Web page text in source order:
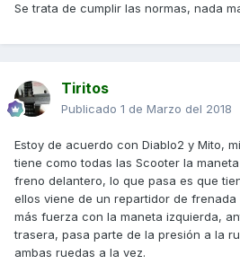
Se trata de cumplir las normas, nada
Tiritos
Publicado 1 de Marzo del 2018
Estoy de acuerdo con Diablo2 y Mito,
tiene como todas las Scooter la
freno delantero, lo que pasa es que
ellos viene de un repartidor de
más fuerza con la maneta izquierda,
trasera, pasa parte de la presión a la
ambas ruedas a la vez.